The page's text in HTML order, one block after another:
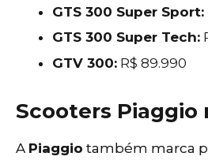
GTS 300 Super Sport:
GTS 300 Super Tech:
GTV 300: R$ 89.990
Scooters Piaggio
A Piaggio também marca